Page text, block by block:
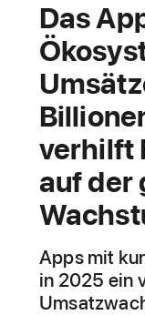
Das
verhilft
auf der
Apps mit
in 2025 ein